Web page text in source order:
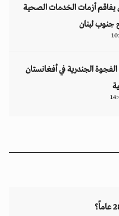
أزمات الخدمات الصحية
لبنان
الجندرية في أفغانستان